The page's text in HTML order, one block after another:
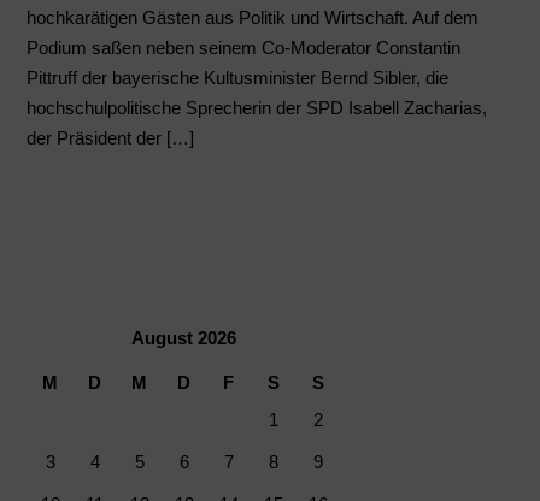
hochkarätigen Gästen aus Politik und Wirtschaft. Auf dem
Podium saßen neben seinem Co-Moderator Constantin
Pittruff der bayerische Kultusminister Bernd Sibler, die
hochschulpolitische Sprecherin der SPD Isabell Zacharias,
der Präsident der […]
August 2026
M D M D F S
S
1
2
3 4 5 6 7 8 9